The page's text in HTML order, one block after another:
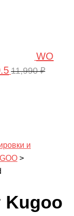
WO
11,990₽
и
>
Kugoo